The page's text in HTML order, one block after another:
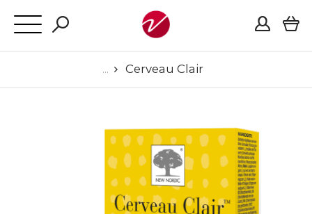
Cerveau Clair